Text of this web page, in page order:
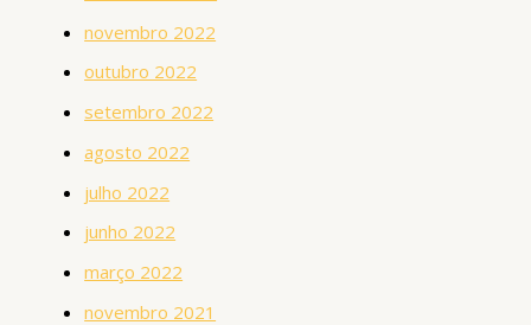
novembro 2022
outubro 2022
setembro 2022
agosto 2022
julho 2022
junho 2022
março 2022
novembro 2021